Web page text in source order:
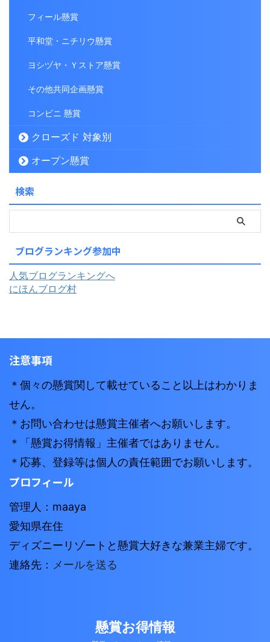
フィール懸賞
平和堂・ニチリウ懸賞
ヨシヅヤ・Ｙストア懸賞
その他共同企画懸賞
コンビニ 懸賞
クローズド 対象別
オープン懸賞
検索
ブログランキング参加中
人気ブログランキングへ
にほんブログ村
注意事項
＊個々の懸賞関して載せていること以上はわかりま
せん。
＊お問い合わせは懸賞主催者へお願いします。
＊「懸賞お得情報」主催者ではありません。
＊応募、登録等は個人の責任範囲でお願いします。
プロフィール
管理人：maaya
愛知県在住
ディズニーリゾートと懸賞大好きな兼業主婦です。
連絡先： メールを送る
懸賞お得情報